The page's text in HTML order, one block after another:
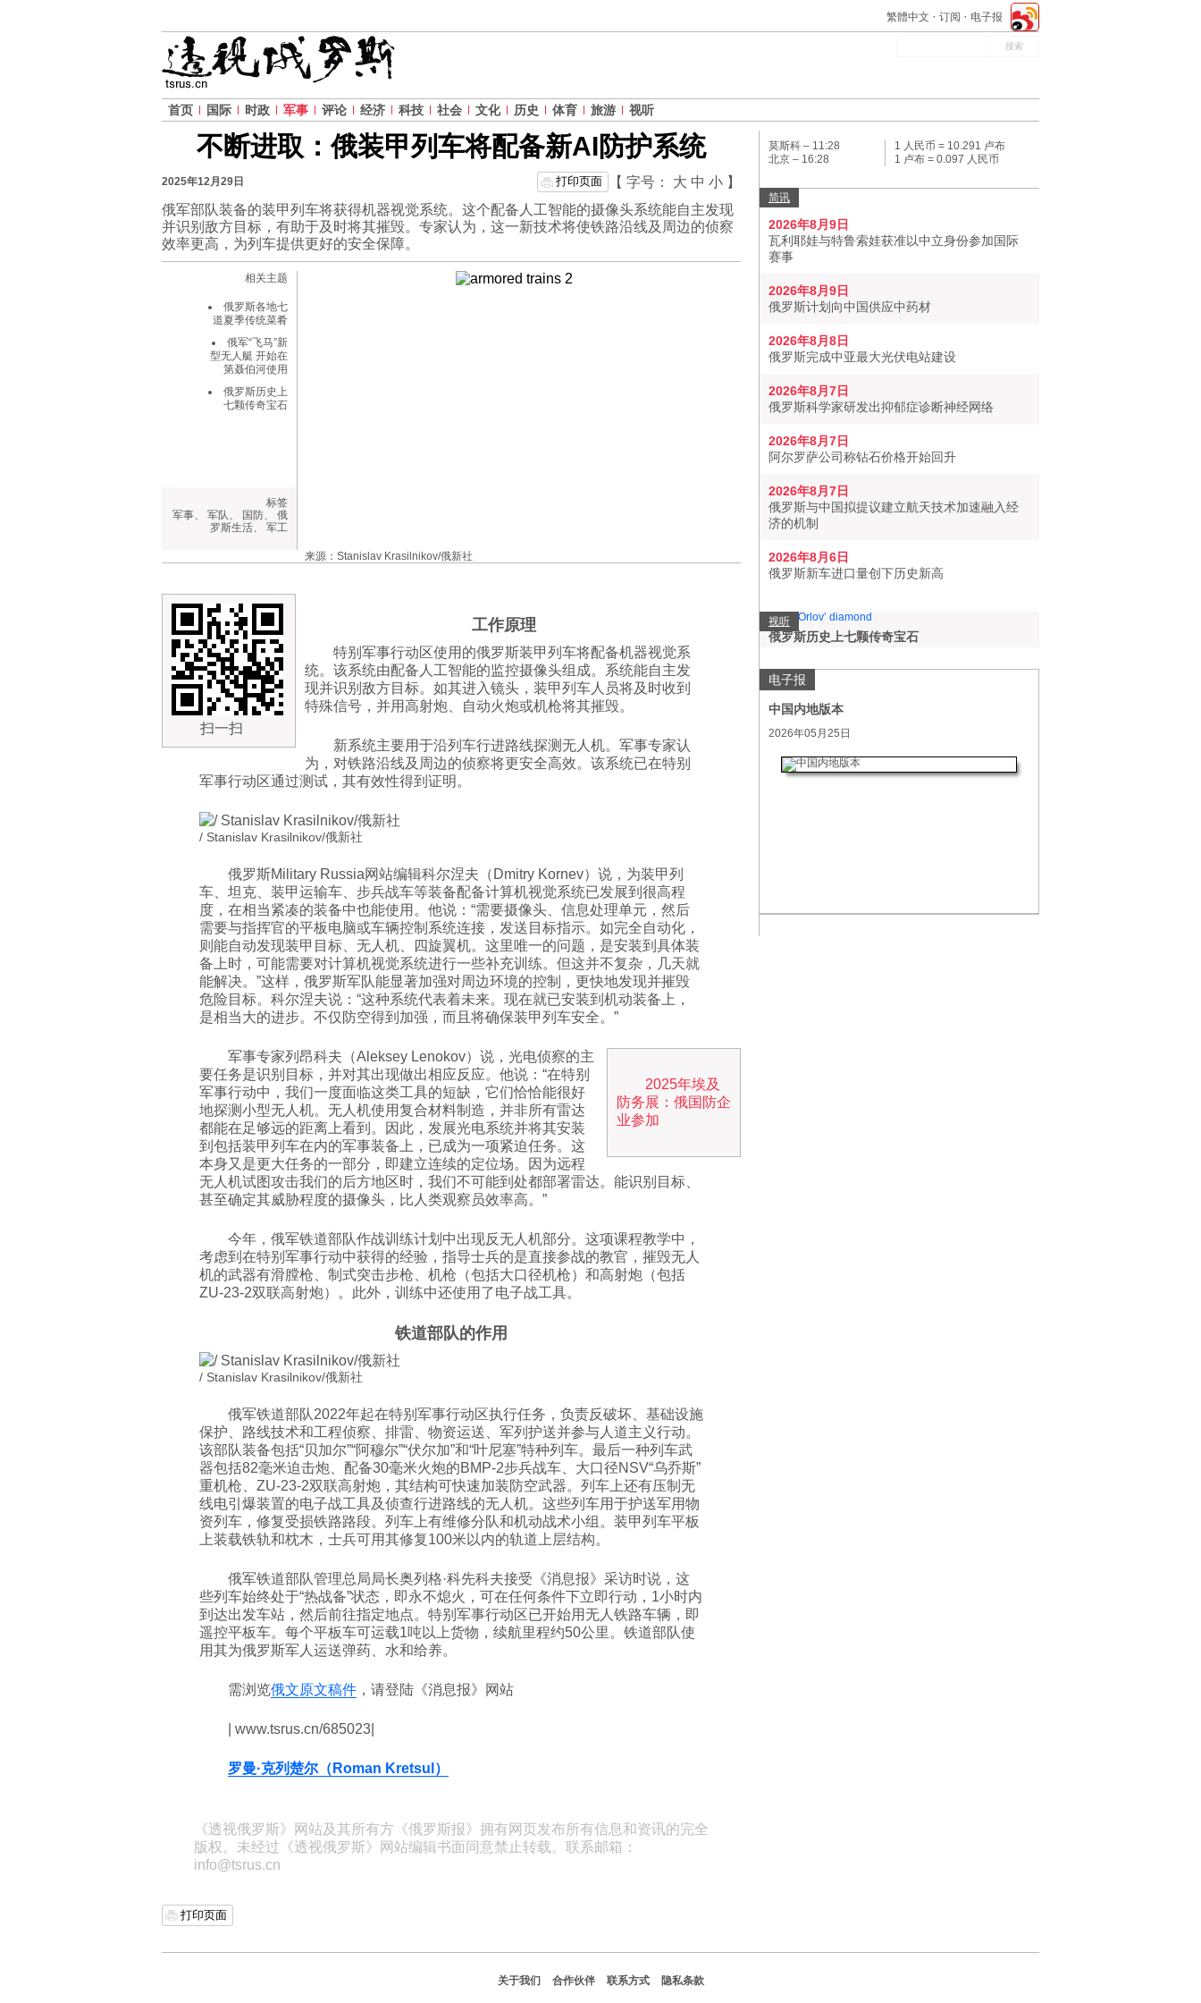
繁體中文 订阅 电子报
首页 国际 时政 军事 评论 经济 科技 社会 文化 历史 体育 旅游 视听
不断进取：俄装甲列车将配备新AI防护系统
2025年12月29日 【 字号： 大 中 小 】
打印页面
俄军部队装备的装甲列车将获得机器视觉系统。这个配备人工智能的摄像头系统能自主发现
并识别敌方目标，有助于及时将其摧毁。专家认为，这一新技术将使铁路沿线及周边的侦察
效率更高，为列车提供更好的安全保障。
相关主题
俄罗斯各地七
道夏季传统菜肴
俄军“飞马”新
型无人艇 开始在
第聂伯河使用
俄罗斯历史上
七颗传奇宝石
标签
军事、 军队、 国防、 俄
罗斯生活、 军工
来源：Stanislav Krasilnikov/俄新社
扫一扫
工作原理
特别军事行动区使用的俄罗斯装甲列车将配备机器视觉系
统。该系统由配备人工智能的监控摄像头组成。系统能自主发
现并识别敌方目标。如其进入镜头，装甲列车人员将及时收到
特殊信号，并用高射炮、自动火炮或机枪将其摧毁。
新系统主要用于沿列车行进路线探测无人机。军事专家认
为，对铁路沿线及周边的侦察将更安全高效。该系统已在特别
军事行动区通过测试，其有效性得到证明。
/ Stanislav Krasilnikov/俄新社
俄罗斯Military Russia网站编辑科尔涅夫（Dmitry Kornev）说，为装甲列
车、坦克、装甲运输车、步兵战车等装备配备计算机视觉系统已发展到很高程
度，在相当紧凑的装备中也能使用。他说：“需要摄像头、信息处理单元，然后
需要与指挥官的平板电脑或车辆控制系统连接，发送目标指示。如完全自动化，
则能自动发现装甲目标、无人机、四旋翼机。这里唯一的问题，是安装到具体装
备上时，可能需要对计算机视觉系统进行一些补充训练。但这并不复杂，几天就
能解决。”这样，俄罗斯军队能显著加强对周边环境的控制，更快地发现并摧毁
危险目标。科尔涅夫说：“这种系统代表着未来。现在就已安装到机动装备上，
是相当大的进步。不仅防空得到加强，而且将确保装甲列车安全。”
2025年埃及
防务展：俄国防企
业参加
军事专家列昂科夫（Aleksey Lenokov）说，光电侦察的主
要任务是识别目标，并对其出现做出相应反应。他说：“在特别
军事行动中，我们一度面临这类工具的短缺，它们恰恰能很好
地探测小型无人机。无人机使用复合材料制造，并非所有雷达
都能在足够远的距离上看到。因此，发展光电系统并将其安装
到包括装甲列车在内的军事装备上，已成为一项紧迫任务。这
本身又是更大任务的一部分，即建立连续的定位场。因为远程
无人机试图攻击我们的后方地区时，我们不可能到处都部署雷达。能识别目标、
甚至确定其威胁程度的摄像头，比人类观察员效率高。”
今年，俄军铁道部队作战训练计划中出现反无人机部分。这项课程教学中，
考虑到在特别军事行动中获得的经验，指导士兵的是直接参战的教官，摧毁无人
机的武器有滑膛枪、制式突击步枪、机枪（包括大口径机枪）和高射炮（包括
ZU-23-2双联高射炮）。此外，训练中还使用了电子战工具。
铁道部队的作用
/ Stanislav Krasilnikov/俄新社
俄军铁道部队2022年起在特别军事行动区执行任务，负责反破坏、基础设施
保护、路线技术和工程侦察、排雷、物资运送、军列护送并参与人道主义行动。
该部队装备包括“贝加尔”“阿穆尔”“伏尔加”和“叶尼塞”特种列车。最后一种列车武
器包括82毫米迫击炮、配备30毫米火炮的BMP-2步兵战车、大口径NSV“乌乔斯”
重机枪、ZU-23-2双联高射炮，其结构可快速加装防空武器。列车上还有压制无
线电引爆装置的电子战工具及侦查行进路线的无人机。这些列车用于护送军用物
资列车，修复受损铁路路段。列车上有维修分队和机动战术小组。装甲列车平板
上装载铁轨和枕木，士兵可用其修复100米以内的轨道上层结构。
俄军铁道部队管理总局局长奥列格·科先科夫接受《消息报》采访时说，这
些列车始终处于“热战备”状态，即永不熄火，可在任何条件下立即行动，1小时内
到达出发车站，然后前往指定地点。特别军事行动区已开始用无人铁路车辆，即
遥控平板车。每个平板车可运载1吨以上货物，续航里程约50公里。铁道部队使
用其为俄罗斯军人运送弹药、水和给养。
需浏览俄文原文稿件 ，请登陆《消息报》网站
| www.tsrus.cn/685023|
罗曼·克列楚尔（Roman Kretsul）
《透视俄罗斯》网站及其所有方《俄罗斯报》拥有网页发布所有信息和资讯的完全
版权。未经过《透视俄罗斯》网站编辑书面同意禁止转载。联系邮箱：
info@tsrus.cn
打印页面
莫斯科 – 11:28
北京 – 16:28
1 人民币 = 10.291 卢布
1 卢布 = 0.097 人民币
简讯
2026年8月9日
瓦利耶娃与特鲁索娃获准以中立身份参加国际
赛事
2026年8月9日
俄罗斯计划向中国供应中药材
2026年8月8日
俄罗斯完成中亚最大光伏电站建设
2026年8月7日
俄罗斯科学家研发出抑郁症诊断神经网络
2026年8月7日
阿尔罗萨公司称钻石价格开始回升
2026年8月7日
俄罗斯与中国拟提议建立航天技术加速融入经
济的机制
2026年8月6日
俄罗斯新车进口量创下历史新高
视听
俄罗斯历史上七颗传奇宝石
电子报
中国内地版本
2026年05月25日
关于我们 合作伙伴 联系方式 隐私条款